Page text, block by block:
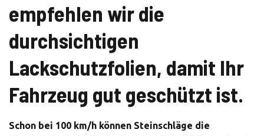
empfehlen wir die
durchsichtigen
Lackschutzfolien, damit Ihr
Fahrzeug gut geschützt ist.
Schon bei 100 km/h können Steinschläge die